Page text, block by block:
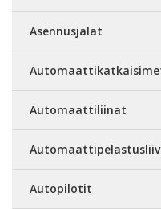
Asennusjalat
Automaattiliinat
Autopilotit